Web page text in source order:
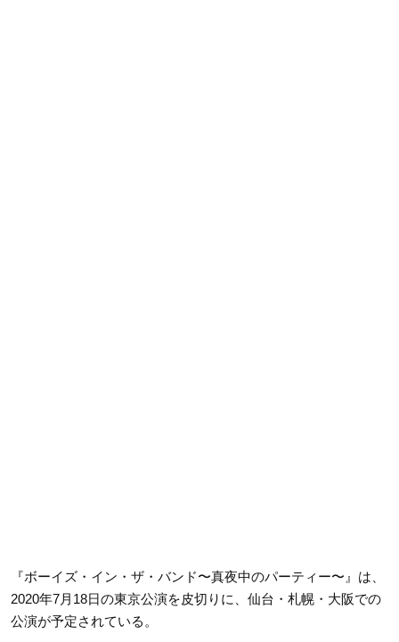
『ボーイズ・イン・ザ・バンド〜真夜中のパーティー〜』は、
2020年7月18日の東京公演を皮切りに、仙台・札幌・大阪での
公演が予定されている。